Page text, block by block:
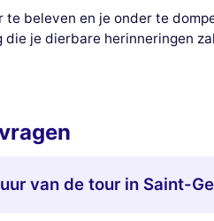
beleven en je onder te
die je dierbare herinneringen
van de tour in Saint-